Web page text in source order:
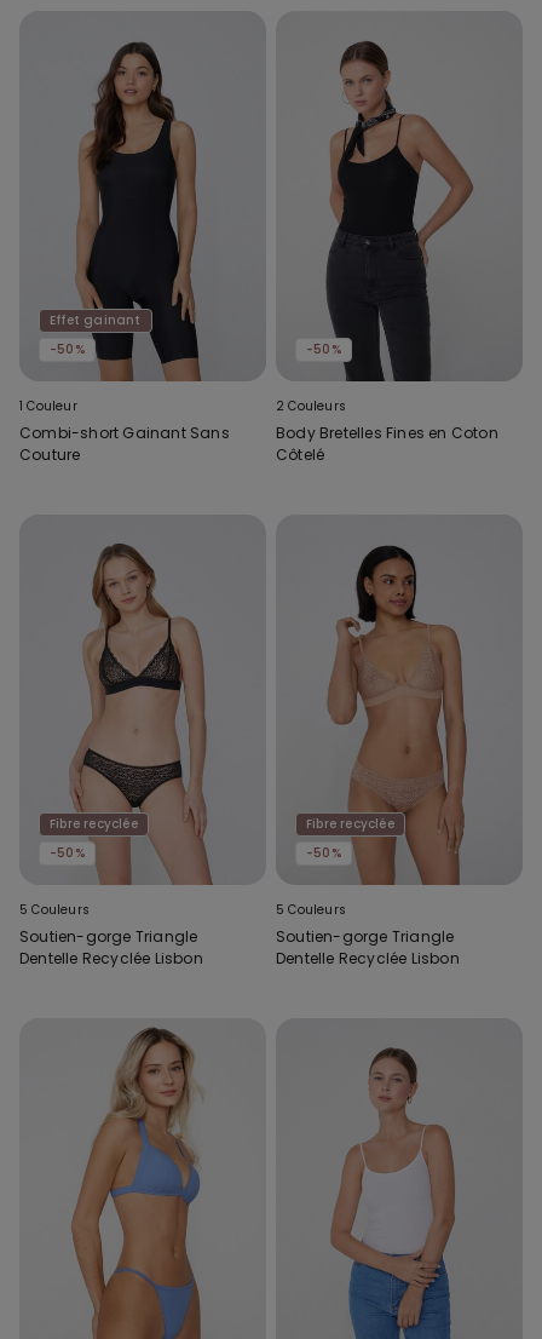
Effet gainant
-50%
1 Couleur
Combi-short Gainant Sans
Couture
-50%
2 Couleurs
Body Bretelles Fines en Coton
Côtelé
Fibre recyclée
-50%
5 Couleurs
Soutien-gorge Triangle
Dentelle Recyclée Lisbon
Fibre recyclée
-50%
5 Couleurs
Soutien-gorge Triangle
Dentelle Recyclée Lisbon